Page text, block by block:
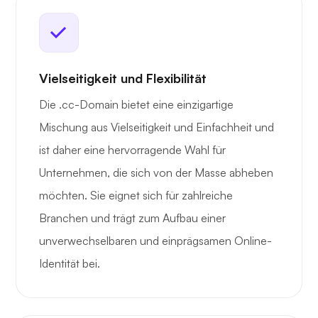
Vielseitigkeit und Flexibilität
Die .cc-Domain bietet eine einzigartige
Mischung aus Vielseitigkeit und Einfachheit und
ist daher eine hervorragende Wahl für
Unternehmen, die sich von der Masse abheben
möchten. Sie eignet sich für zahlreiche
Branchen und trägt zum Aufbau einer
unverwechselbaren und einprägsamen Online-
Identität bei.